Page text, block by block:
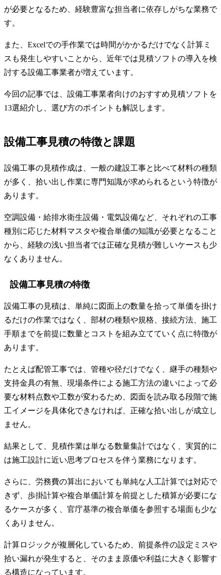
が必要となるため、経験豊富な担当者に依存しがちな業務で
す。
また、Excelでの手作業では時間がかかるだけでなく計算ミ
スも発生しやすいことから、近年では見積ソフトの導入を検
討する設備工事業者が増えています。
今回の記事では、設備工事業者向けのおすすめ見積ソフトを
13選紹介し、選び方のポイントも解説します。
設備工事見積の特徴と課題
設備工事の見積作成は、一般の建設工事と比べて材料の種類
が多く、拾い出し作業に専門知識が求められるという特徴が
あります。
空調設備・給排水衛生設備・電気設備など、それぞれの工事
種別に応じた材料マスタや複合単価の知識が必要となること
から、経験の浅い担当者では正確な見積が難しいケースも少
なくありません。
設備工事見積の特徴
設備工事の見積は、単純に図面上の数量を拾って単価を掛け
るだけの作業ではなく、部材の種類や規格、接続方法、施工
手順までを前提に数量とコストを組み立てていく点に特徴が
あります。
たとえば配管工事では、管種や径だけでなく、継手の種類や
支持金具の有無、現場条件による施工方法の違いによって必
要な材料点数や工数が変わるため、図面を読み取る段階で施
工イメージを具体化できなければ、正確な拾い出しが成立し
ません。
結果として、見積作業は単なる数量集計ではなく、実質的に
は施工設計に近い思考プロセスを伴う業務になります。
さらに、労務費の算出においても単純な人工計算では対応で
きず、歩掛計算や複合単価計算を前提とした積算が必要にな
るケースが多く、官庁基準の複合単価を参照する場面も少な
くありません。
計算ロジックが複層化しているため、前提条件の設定ミスや
拾い漏れが発生すると、そのまま原価や利益に大きく影響す
る構造になっています。